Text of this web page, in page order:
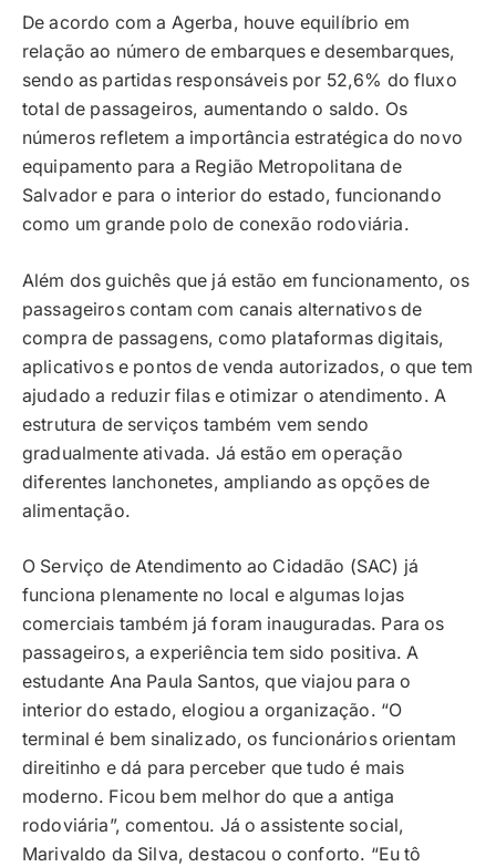
De acordo com a Agerba, houve equilíbrio em
relação ao número de embarques e desembarques,
sendo as partidas responsáveis por 52,6% do fluxo
total de passageiros, aumentando o saldo. Os
números refletem a importância estratégica do novo
equipamento para a Região Metropolitana de
Salvador e para o interior do estado, funcionando
como um grande polo de conexão rodoviária.
Além dos guichês que já estão em funcionamento, os
passageiros contam com canais alternativos de
compra de passagens, como plataformas digitais,
aplicativos e pontos de venda autorizados, o que tem
ajudado a reduzir filas e otimizar o atendimento. A
estrutura de serviços também vem sendo
gradualmente ativada. Já estão em operação
diferentes lanchonetes, ampliando as opções de
alimentação.
O Serviço de Atendimento ao Cidadão (SAC) já
funciona plenamente no local e algumas lojas
comerciais também já foram inauguradas. Para os
passageiros, a experiência tem sido positiva. A
estudante Ana Paula Santos, que viajou para o
interior do estado, elogiou a organização. “O
terminal é bem sinalizado, os funcionários orientam
direitinho e dá para perceber que tudo é mais
moderno. Ficou bem melhor do que a antiga
rodoviária”, comentou. Já o assistente social,
Marivaldo da Silva, destacou o conforto. “Eu tô